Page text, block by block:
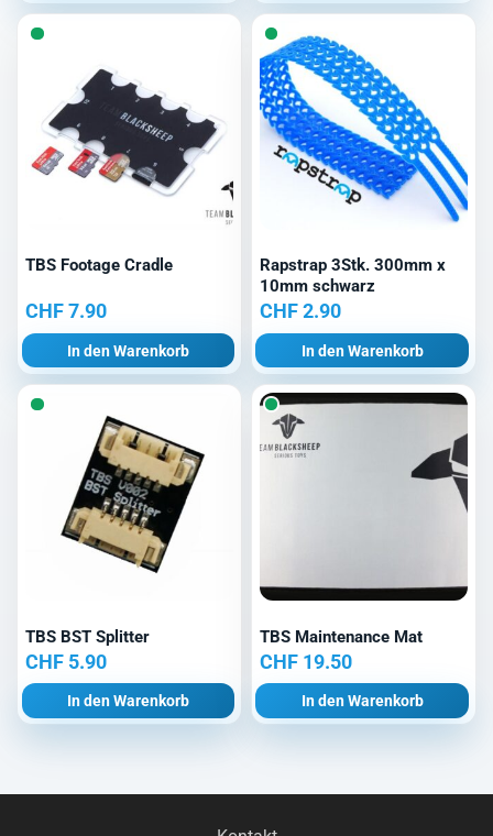
TBS Footage Cradle
CHF7.90
In den Warenkorb
Rapstrap 3Stk. 300mm x
10mm schwarz
CHF2.90
In den Warenkorb
TBS BST Splitter
CHF 5.90
In den Warenkorb
TBS Maintenance Mat
CHF19.50
In den Warenkorb